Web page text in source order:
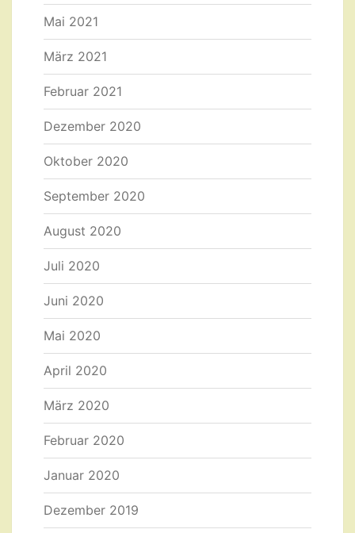
Mai 2021
März 2021
Februar 2021
Dezember 2020
Oktober 2020
September 2020
August 2020
Juli 2020
Juni 2020
Mai 2020
April 2020
März 2020
Februar 2020
Januar 2020
Dezember 2019